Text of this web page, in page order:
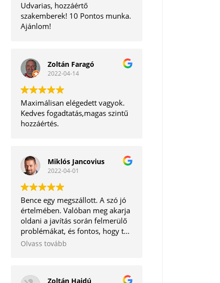
Udvarias, hozzáértő
szakemberek! 10 Pontos munka.
Ajánlom!
Zoltán Faragó
2022-04-14
Maximálisan elégedett vagyok.
Kedves fogadtatás,magas szintű
hozzáértés.
Miklós Jancovius
2022-04-01
Bence egy megszállott. A szó jó
értelmében. Valóban meg akarja
oldani a javítás során felmerülő
problémákat, és fontos, hogy te,
mint ügyfél ne távozz tőle
Olvass tovább
Zoltán Hajdú